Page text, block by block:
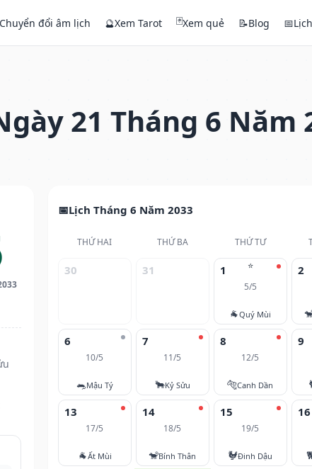
Chuyển đổi âm lịch 🔮Xem Tarot 🃏Xem quẻ 📝Blog 📅
21 Tháng 6 Năm
Lịch Tháng 6 Năm 2033
THỨ HAI THỨ BA THỨ TƯ
30 31 ⭐
1
5/5
🐐Quý Mùi
2
6
10/5
🐀Mậu Tý
7
11/5
🐂Kỷ Sửu
8
12/5
🐅Canh Dần
9
13
17/5
🐐Ất Mùi
14
18/5
🐒Bính Thân
15
19/5
🐓Đinh Dậu
16